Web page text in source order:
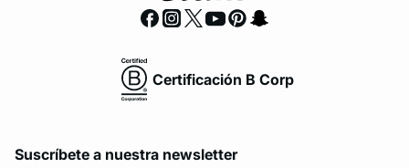
Certificación B Corp
Suscríbete a nuestra newsletter